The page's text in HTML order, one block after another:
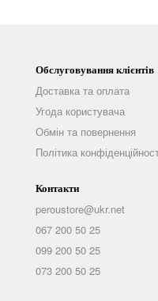
Обслуговування клієнтів
Доставка та оплата
Угода користувача
Обмін та повернення
Політика
Контакти
peroustore@ukr.net
067 200 50 25
099 200 50 25
073 200 50 25